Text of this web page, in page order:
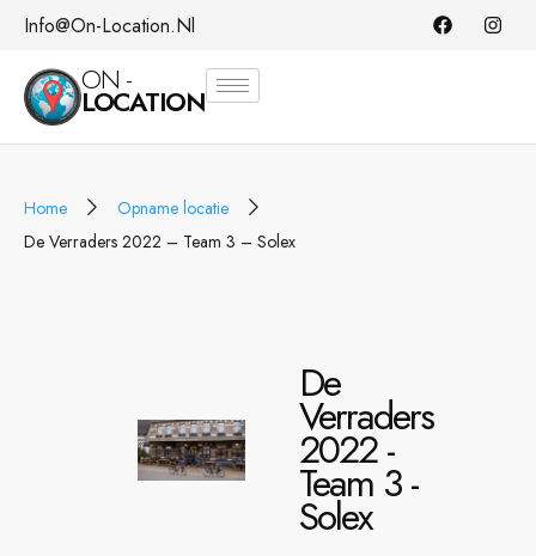
Info@on-Location.nl
ON -
LOCATION
Home
Opname locatie
De Verraders 2022 – Team 3 – Solex
De
Verraders
2022 -
Team 3 -
Solex